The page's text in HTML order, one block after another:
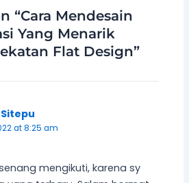
“Cara Mendesain
Yang Menarik
Flat Design”
at 8:25 am
mengikuti, karena sy